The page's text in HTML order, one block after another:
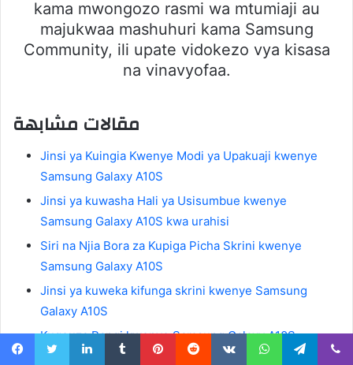
kama mwongozo rasmi wa mtumiaji au
majukwaa mashuhuri kama Samsung
Community, ili upate vidokezo vya kisasa
na vinavyofaa.
مقالات مشابهة
Jinsi ya Kuingia Kwenye Modi ya Upakuaji kwenye
Samsung Galaxy A10S
Jinsi ya kuwasha Hali ya Usisumbue kwenye
Samsung Galaxy A10S kwa urahisi
Siri na Njia Bora za Kupiga Picha Skrini kwenye
Samsung Galaxy A10S
Jinsi ya kuweka kifunga skrini kwenye Samsung
Galaxy A10S
Kugeuza Rangi kwenye Samsung Galaxy A10S